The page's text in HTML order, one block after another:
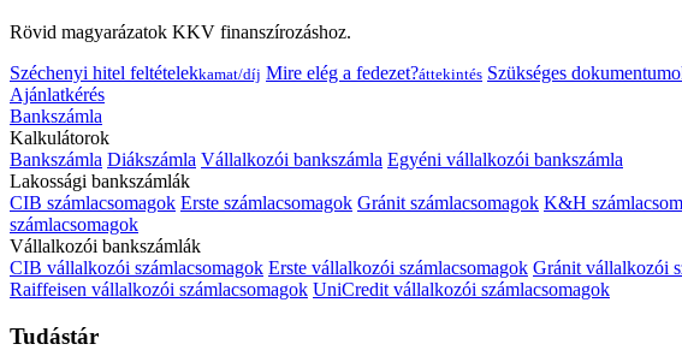
Rövid magyarázatok KKV finanszírozáshoz.
Széchenyi hitel feltételekkamat/díj Mire elég a fedezet?áttekintés Szükséges
Ajánlatkérés
Bankszámla
Kalkulátorok
Bankszámla Diákszámla Vállalkozói bankszámla Egyéni vállalkozói bankszámla
Lakossági bankszámlák
CIB számlacsomagok Erste számlacsomagok Gránit számlacsomagok K&H
számlacsomagok
Vállalkozói bankszámlák
CIB vállalkozói számlacsomagok Erste vállalkozói számlacsomagok Gránit vállalkozói
Raiffeisen vállalkozói számlacsomagok UniCredit vállalkozói számlacsomagok
Tudástár